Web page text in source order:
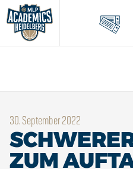
30. September 2022
ZUM